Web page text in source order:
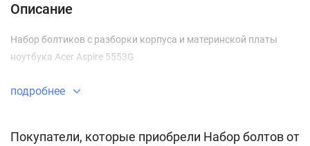
Описание
Набор болтиков с разборки корпуса и материнской платы
ноутбука Acer Aspire 5553G
подробнее
Покупатели, которые приобрели Набор болтов от